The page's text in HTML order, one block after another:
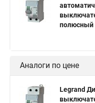
полюсный
Аналоги по цене
Legrand